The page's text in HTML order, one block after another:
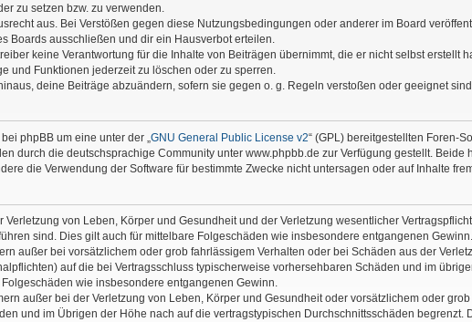
zu setzen bzw. zu verwenden.
aus. Bei Verstößen gegen diese Nutzungsbedingungen oder anderer im Board
Boards ausschließen und dir ein Hausverbot erteilen.
keine Verantwortung für die Inhalte von Beiträgen übernimmt, die er nicht selbst erstellt
und Funktionen jederzeit zu löschen oder zu sperren.
deine Beiträge abzuändern, sofern sie gegen o. g. Regeln verstoßen oder geeignet
phpBB um eine unter der „GNU General Public License v2“ (GPL) bereitgestellten Foren-
durch die deutschsprachige Community unter www.phpbb.de zur Verfügung gestellt.
die Verwendung der Software für bestimmte Zwecke nicht untersagen oder auf Inhalte
Verletzung von Leben, Körper und Gesundheit und der Verletzung wesentlicher
sind. Dies gilt auch für mittelbare Folgeschäden wie insbesondere entgangenen Gewinn.
außer bei vorsätzlichem oder grob fahrlässigem Verhalten oder bei Schäden aus der
auf die bei Vertragsschluss typischerweise vorhersehbaren Schäden und im
wie insbesondere entgangenen Gewinn.
außer bei der Verletzung von Leben, Körper und Gesundheit oder vorsätzlichem oder
und im Übrigen der Höhe nach auf die vertragstypischen Durchschnittsschäden